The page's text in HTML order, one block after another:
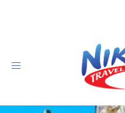
Toggle